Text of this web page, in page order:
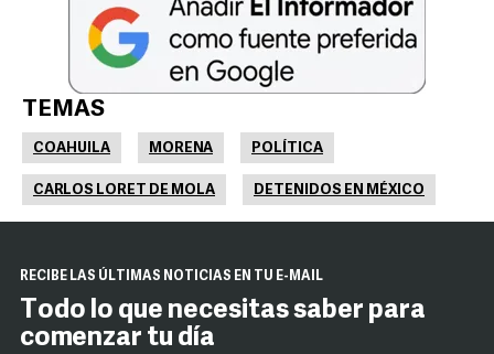
TEMAS
COAHUILA MORENA POLÍTICA
CARLOS LORET DE MOLA DETENIDOS EN MÉXICO
RECIBE LAS ÚLTIMAS NOTICIAS EN TU E-MAIL
Todo lo que necesitas saber para
comenzar tu día